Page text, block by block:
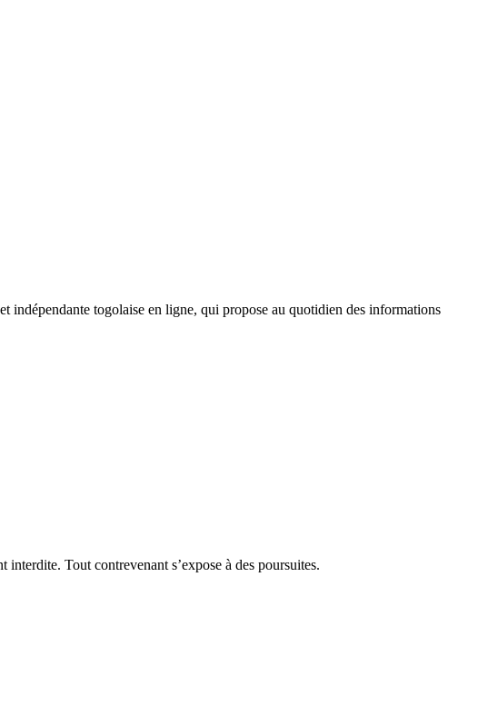
indépendante togolaise en ligne, qui propose au quotidien des informations
Tout contrevenant s’expose à des poursuites.